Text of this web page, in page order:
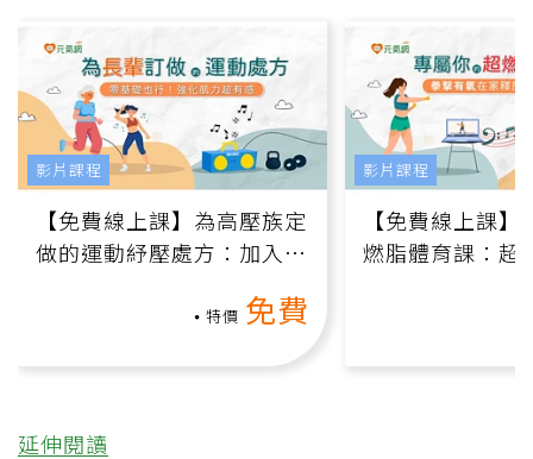
【免費線上課】為高壓族定
做的運動紓壓處方：加入行
特價 免費
影片課程
【免費線上課
燃脂體育課：超
影片課程
延伸閱讀